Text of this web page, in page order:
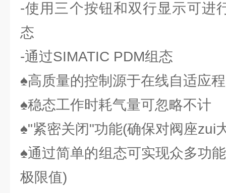
-使用三个按钮和双行显示可进
态
-通过SIMATIC PDM组态
♠高质量的控制源于在线自适应
♠稳态工作时耗气量可忽略不计
♠"紧密关闭"功能(确保对阀座zui
♠通过简单的组态可实现众多功
极限值)